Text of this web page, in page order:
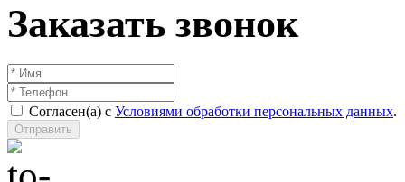
Заказать звонок
Согласен(а) с Условиями обработки персональных данных.
Отправить